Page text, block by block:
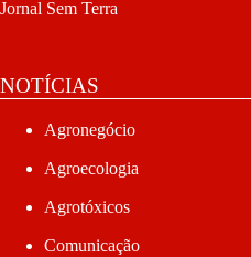
Jornal Sem Terra
NOTÍCIAS
Agronegócio
Agroecologia
Agrotóxicos
Comunicação